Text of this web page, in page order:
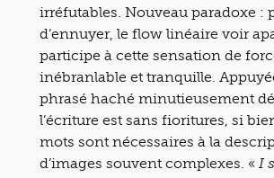
irréfutables. Nouveau paradoxe :
d’ennuyer, le flow linéaire voir
participe à cette sensation de
inébranlable et tranquille.
phrasé haché minutieusement
l’écriture est sans fioritures, si
mots sont nécessaires à la
d’images souvent complexes. « I